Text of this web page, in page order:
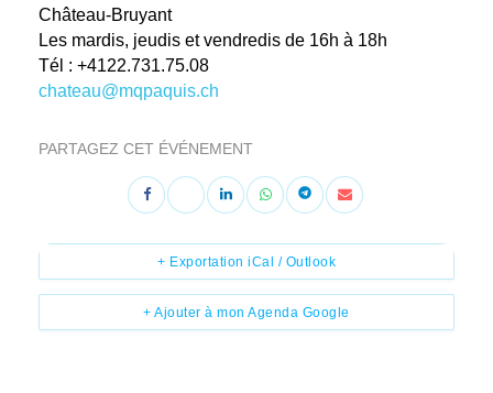
Château-Bruyant
Les mardis, jeudis et vendredis de 16h à 18h
Tél : +4122.731.75.08
chateau@mqpaquis.ch
PARTAGEZ CET ÉVÉNEMENT
+ Ajouter à mon Agenda Google
+ Exportation iCal / Outlook